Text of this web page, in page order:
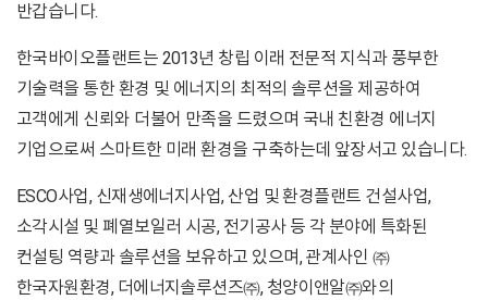
반갑습니다.
한국바이오플랜트는 2013년 창립 이래 전문적 지식과 풍부한
기술력을 통한 환경 및 에너지의 최적의 솔루션을 제공하여
고객에게 신뢰와 더불어 만족을 드렸으며 국내 친환경 에너지
기업으로써 스마트한 미래 환경을 구축하는데 앞장서고 있습니다.
ESCO사업, 신재생에너지사업, 산업 및 환경플랜트 건설사업,
소각시설 및 폐열보일러 시공, 전기공사 등 각 분야에 특화된
컨설팅 역량과 솔루션을 보유하고 있으며, 관계사인 ㈜
한국자원환경, 더에너지솔루션즈㈜, 청양이앤알㈜와의